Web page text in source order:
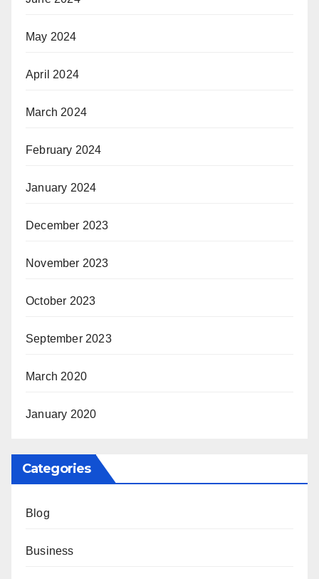
May 2024
April 2024
March 2024
February 2024
January 2024
December 2023
November 2023
October 2023
September 2023
March 2020
January 2020
Categories
Blog
Business